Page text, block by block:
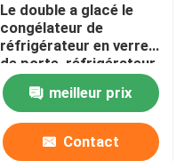
Le double a glacé le
congélateur de
réfrigérateur en verre
de porte, réfrigérateur
d'affichage de
boissons de LED 1260L
meilleur prix
Contact